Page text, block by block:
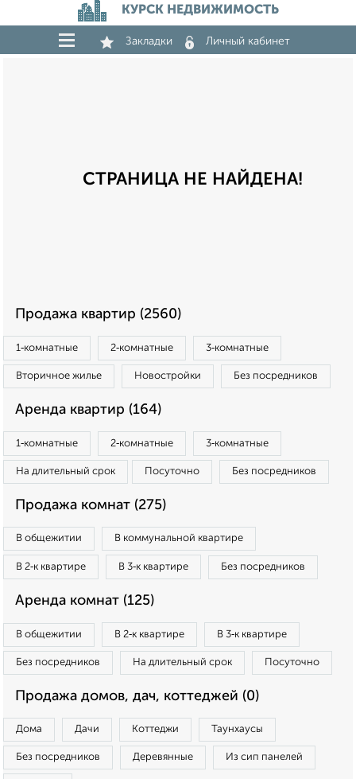
КУРСК НЕДВИЖИМОСТЬ
Закладки Личный кабинет
СТРАНИЦА НЕ НАЙДЕНА!
Продажа квартир (2560)
1‑комнатные 2‑комнатные 3‑комнатные
Вторичное жилье Новостройки Без посредников
Аренда квартир (164)
1‑комнатные 2‑комнатные 3‑комнатные
На длительный срок Посуточно Без посредников
Продажа комнат (275)
В общежитии В коммунальной квартире
В 2‑к квартире В 3‑к квартире Без посредников
Аренда комнат (125)
В общежитии В 2‑к квартире В 3‑к квартире
Без посредников На длительный срок Посуточно
Продажа домов, дач, коттеджей (0)
Дома Дачи Коттеджи Таунхаусы
Без посредников Деревянные Из сип панелей